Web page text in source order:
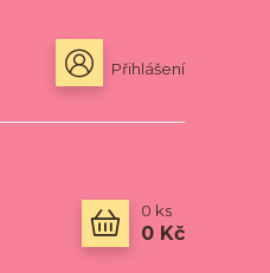
Přihlášení
0 ks
0 Kč